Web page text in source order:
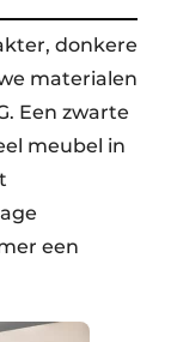
donkere
materialen
Een zwarte
meubel in
een